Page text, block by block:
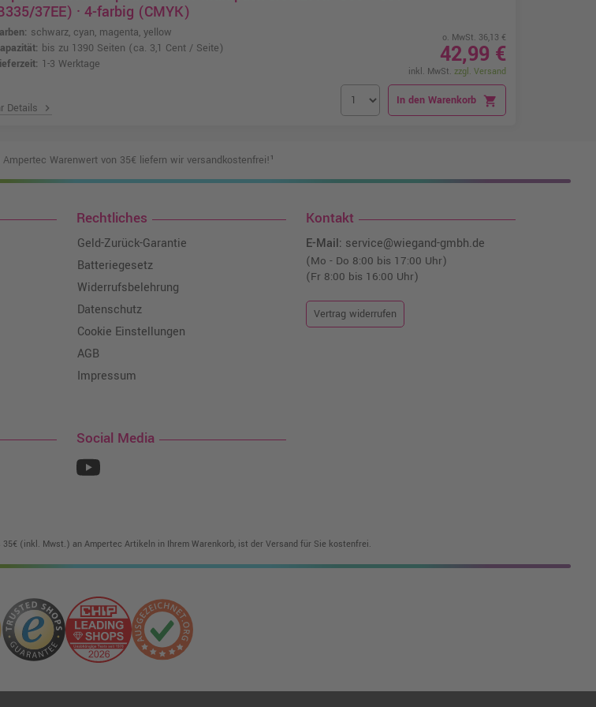
37EE) · 4-farbig (CMYK)
schwarz, cyan, magenta, yellow
bis zu 1390 Seiten (ca. 3,1 Cent / Seite)
1-3 Werktage
Details chevron_right
o. MwSt. 36,13 €
42,99 €
inkl. MwSt. zzgl. Versand
In den Warenkorb shopping_cart
Warenwert von 35€ liefern wir versandkostenfrei!¹
Rechtliches
Geld-Zurück-Garantie
Batteriegesetz
Widerrufsbelehrung
Datenschutz
Cookie Einstellungen
AGB
Impressum
Kontakt
E-Mail: service@wiegand-gmbh.de
(Mo - Do 8:00 bis 17:00 Uhr)
(Fr 8:00 bis 16:00 Uhr)
Vertrag widerrufen
Social Media
(inkl. Mwst.) an Ampertec Artikeln in Ihrem Warenkorb, ist der Versand für Sie kostenfrei.